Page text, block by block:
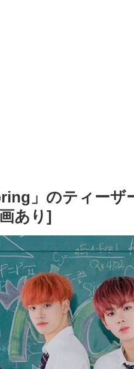
」のティー
あり]